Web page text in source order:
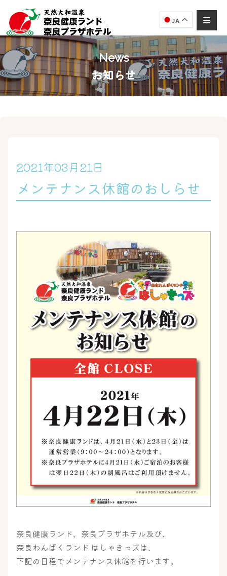
JA
News
お知らせ
2021年03月21日
メンテナンス休館のおしらせ
奈良健康ランド、奈良プラザホテル及び、
奈良わんぱくランド はしゃきっズは、
下記の日程でメンテナンス休館を行います。
奈良健康ランド
AIコンシェルジュ